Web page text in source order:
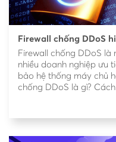
Firewall chống DDoS
Firewall chống DDoS
nhiều doanh nghiệp ưu
bảo hệ thống máy chủ
chống DDoS là gì?